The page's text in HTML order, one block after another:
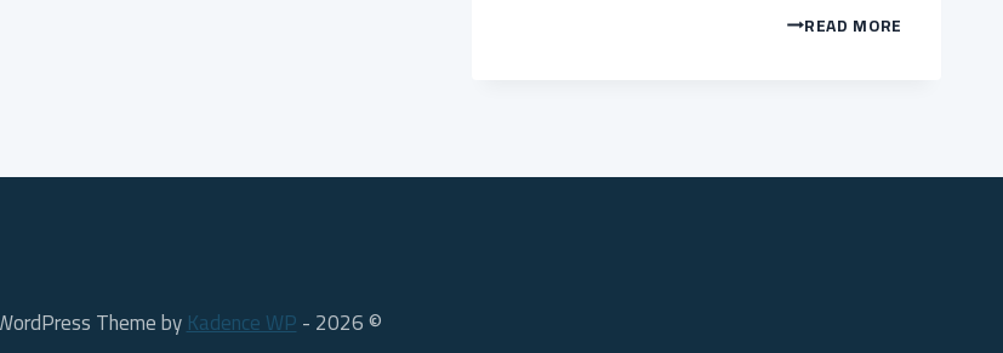
READ MOREأفضل
المهني
© 2026 - WordPress Theme by
Kadence WP